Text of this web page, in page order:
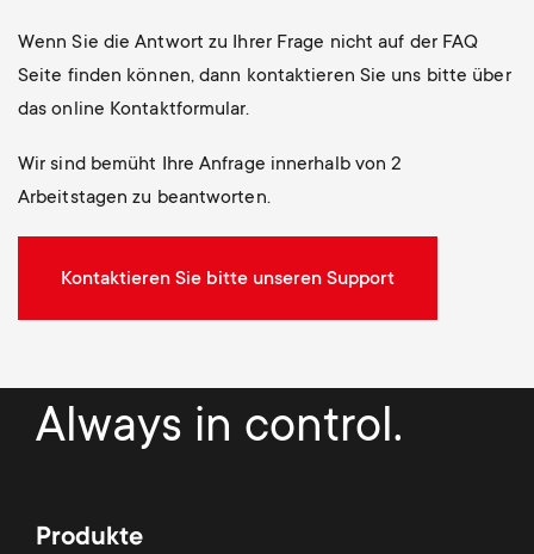
Wenn Sie die Antwort zu Ihrer Frage nicht auf der FAQ
Seite finden können, dann kontaktieren Sie uns bitte über
das online Kontaktformular.
Wir sind bemüht Ihre Anfrage innerhalb von 2
Arbeitstagen zu beantworten.
Kontaktieren Sie bitte unseren Support
Always in control.
Produkte